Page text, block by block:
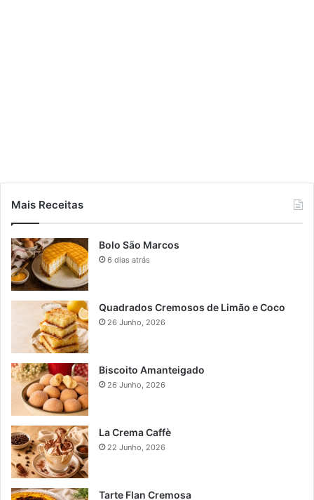
Mais Receitas
Bolo São Marcos
6 dias atrás
Quadrados Cremosos de Limão e Coco
26 Junho, 2026
Biscoito Amanteigado
26 Junho, 2026
La Crema Caffè
22 Junho, 2026
Tarte Flan Cremosa